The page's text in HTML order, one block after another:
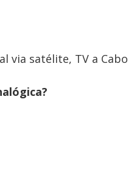
via satélite, TV a Cabo